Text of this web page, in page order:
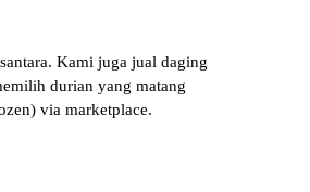
Kami juga jual daging
durian yang matang
via marketplace.